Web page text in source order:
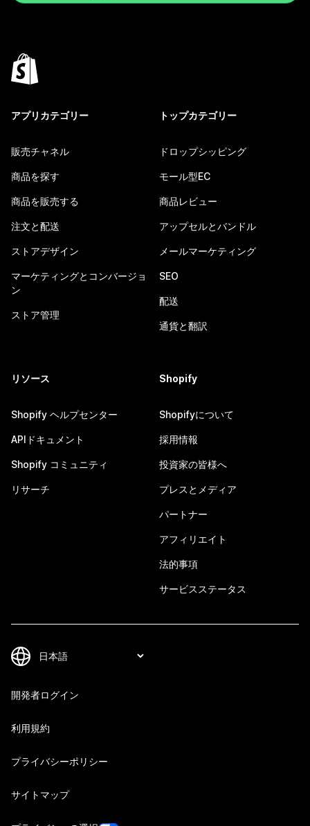
アプリカテゴリー
販売チャネル
商品を探す
商品を販売する
注文と配送
ストアデザイン
マーケティングとコンバージョ
ン
ストア管理
トップカテゴリー
ドロップシッピング
モール型EC
商品レビュー
アップセルとバンドル
メールマーケティング
SEO
配送
通貨と翻訳
リソース
Shopify ヘルプセンター
APIドキュメント
Shopify コミュニティ
リサーチ
Shopify
Shopifyについて
採用情報
投資家の皆様へ
プレスとメディア
パートナー
アフィリエイト
法的事項
サービスステータス
開発者ログイン
利用規約
プライバシーポリシー
サイトマップ